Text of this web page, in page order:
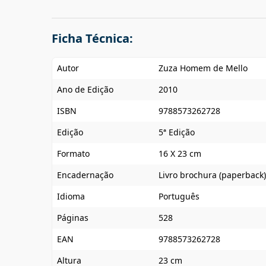
Ficha Técnica:
Autor
Zuza Homem de Mello
Ano de Edição
2010
ISBN
9788573262728
Edição
5ª Edição
Formato
16 X 23 cm
Encadernação
Livro brochura (paperback)
Idioma
Português
Páginas
528
EAN
9788573262728
Altura
23 cm